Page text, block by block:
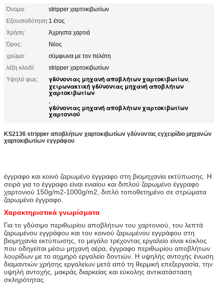
Όνομα:
stripper χαρτοκιβωτίων
Εξουσιοδότηση:1 έτος
Χρήση:
Άχρηστα χαρτιά
Όρος:
Νέος
χρώμα:
σύμφωνα με τον πελάτη
λέξη κλειδί:
stripper χαρτοκιβωτίων
Υψηλό φως:
γδύνοντας μηχανή αποβλήτων χαρτοκιβωτίων,
χειρωνακτική γδύνοντας μηχανή αποβλήτων
χαρτοκιβωτίων
,
γδύνοντας μηχανή αποβλήτων χαρτοκιβωτίων
χαρτονιού
KS2136 stripper αποβλήτων χαρτοκιβωτίων γδύνοντας εγχειρίδιο μηχανών
χαρτοκιβωτίων εγγράφου
έγγραφο και κοινό ζαρωμένο έγγραφο στη βιομηχανία εκτύπωσης. Η
σειρά για το έγγραφο είναι ενιαίου και διπλού ζαρωμένο έγγραφο
χαρτονιού 150g/m2-1000g/m2, διπλό τοποθετημένο σε στρώματα
ζαρωμένο έγγραφο.
Χαρακτηριστικά γνωρίσματα
Για το γδύσιμο περιθωρίου αποβλήτων του χαρτονιού, του λεπτά
ζαρωμένου εγγράφου και του κοινού ζαρωμένου εγγράφου στη
βιομηχανία εκτύπωσης, το μεγάλο τρέχοντας εργαλείο είναι κύκλος
που οδηγείται μέσω μηχανή αέρα, έγγραφο περιθωρίου αποβλήτων
λουρίδων με το αιχμηρό εργαλείο δοντιών. Η υψηλής αντοχής ένωση
διαμαντιών χρήσης εργαλείων μετά από τη θερμική επεξεργασία, την
υψηλή αντοχής, μακράς διαρκείας και εύκολης αντικατάσταση
σκληρότητας.